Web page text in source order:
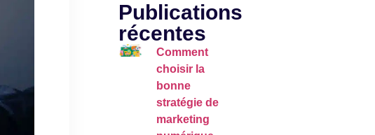
Publications
récentes
Comment
choisir la
bonne
stratégie de
marketing